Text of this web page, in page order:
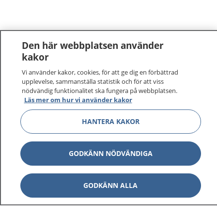
1177–tryggt om din hälsa och vård
På 1177.se får du råd om hälsa och information om
sjukdomar och vilka mottagningar du kan kontakta.
Logga in för att läsa din journal och göra dina
vårdärenden. Ring telefonnummer 1177 för
sjukvårdsrådgivning dygnet runt.
1177 ger dig råd när du vill må bättre.
Den här webbplatsen använder
kakor
Vi använder kakor, cookies, för att ge dig en förbättrad
upplevelse, sammanställa statistik och för att viss
nödvändig funktionalitet ska fungera på webbplatsen.
Läs mer om hur vi använder kakor
HANTERA KAKOR
GODKÄNN NÖDVÄNDIGA
GODKÄNN ALLA